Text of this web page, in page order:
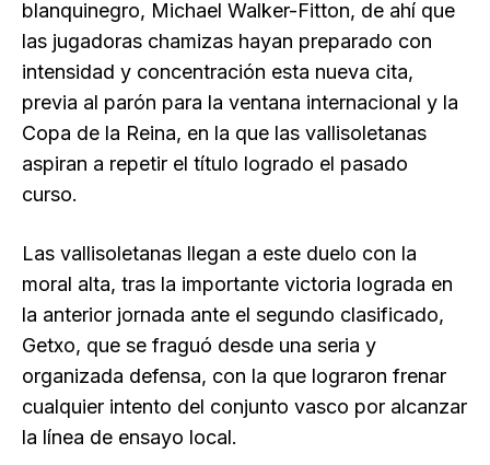
blanquinegro, Michael Walker-Fitton, de ahí que
las jugadoras chamizas hayan preparado con
intensidad y concentración esta nueva cita,
previa al parón para la ventana internacional y la
Copa de la Reina, en la que las vallisoletanas
aspiran a repetir el título logrado el pasado
curso.
Las vallisoletanas llegan a este duelo con la
moral alta, tras la importante victoria lograda en
la anterior jornada ante el segundo clasificado,
Getxo, que se fraguó desde una seria y
organizada defensa, con la que lograron frenar
cualquier intento del conjunto vasco por alcanzar
la línea de ensayo local.